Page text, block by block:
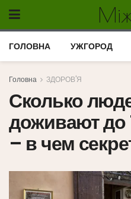
ГОЛОВНА УЖГОРОД
Головна ЗДОРОВ'Я
Сколько
доживают до
– в чем